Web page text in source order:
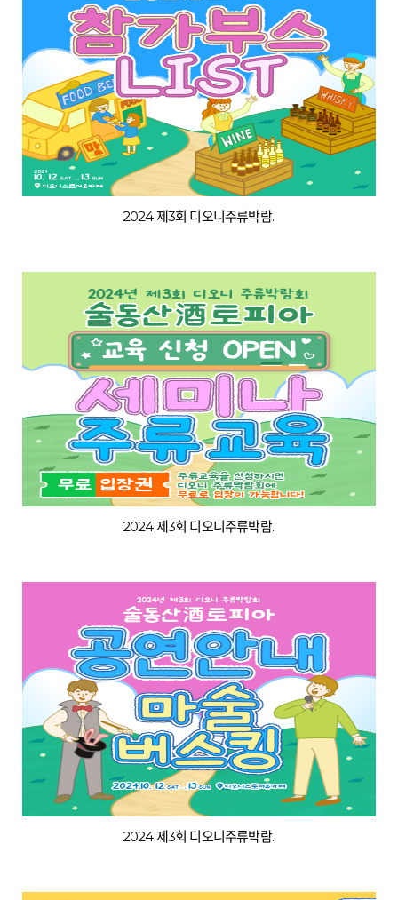
2024 제3회 디오니주류박람..
2024 제3회 디오니주류박람..
2024 제3회 디오니주류박람..